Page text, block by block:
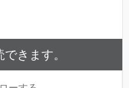
きます。